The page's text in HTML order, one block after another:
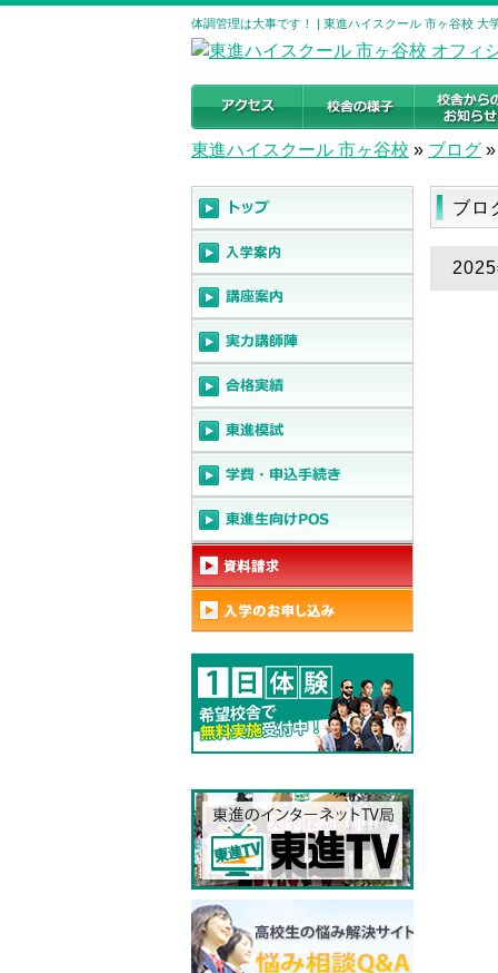
体調管理は大事です！ | 東進ハイスクール 市ヶ谷校 大
東進ハイスクール 市ヶ谷校 » ブログ »
ブロ